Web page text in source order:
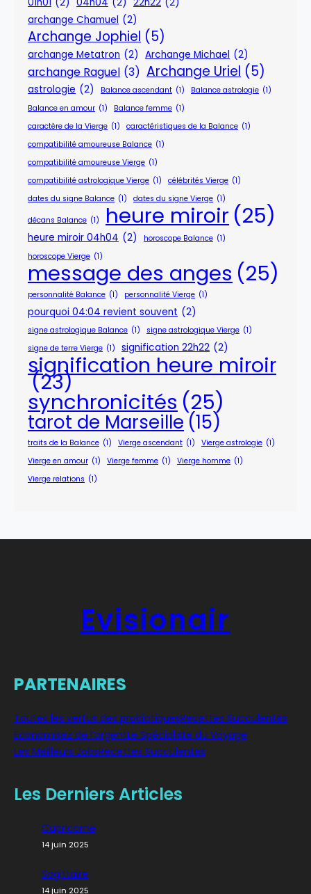
archange Chamuel (2)
Archange Jophiel (5)
archange Metatron (2) Archange Michael (2)
archange Raguel (3) Archange Uriel (5)
astrologie (2) Balance ascendant (1) Balance astrologie (1)
Balance en amour (1) Balance femme (1)
caractère de la Vierge (1) caractéristiques de la Balance (1)
compatibilité amoureuse Balance (1)
compatibilité amoureuse Vierge (1)
compatibilité astrologique Vierge (1) célébrités Vierge (1)
dates du signe Balance (1) dates du signe Vierge (1)
décans Balance (1) heure miroir (25)
heure miroir 04h04 (2) horoscope Balance (1)
horoscope Vierge (1)
message des anges (25)
personnalité Balance (1) personnalité Vierge (1)
pourquoi 04:04 revient souvent (2)
signe astrologique Balance (1) signe astrologique Vierge (1)
signe de terre Vierge (1) signification 22h22 (2)
signification heure miroir
(23)
synchronicités (25)
tarot de Marseille (15)
traits de la Balance (1) Vierge ascendant (1) Vierge astrologie (1)
Vierge en amour (1) Vierge femme (1) Vierge homme (1)
Vierge relations (1)
Evisionair
PARTENAIRES
Toutes les vertus des probiotiquesRecettes Succulentes
Economisez de l’argentLe Spécialiste du Voyage
Les Meilleurs JobsRecettes Succulentes
Les Derniers Articles
Capricorne
14 juin 2025
Sagittaire
14 juin 2025